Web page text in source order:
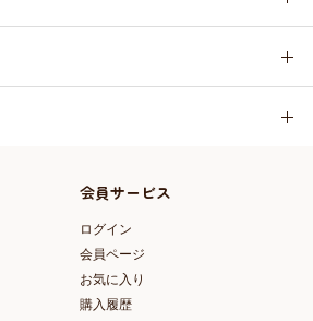
会員サービス
ログイン
会員ページ
お気に入り
購入履歴